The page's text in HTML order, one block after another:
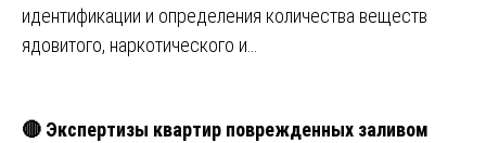
идентификации и определения количества веществ
ядовитого, наркотического и…
🔴 Экспертизы квартир поврежденных заливом